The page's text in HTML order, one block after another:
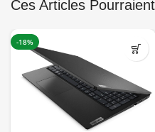
Ces Articles
-18%